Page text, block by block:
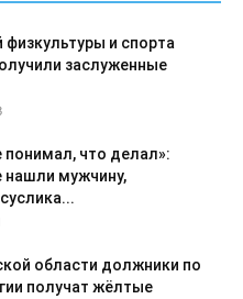
физкультуры и спорта
заслуженные
понимал, что делал»:
нашли мужчину,
области должники по
получат жёлтые